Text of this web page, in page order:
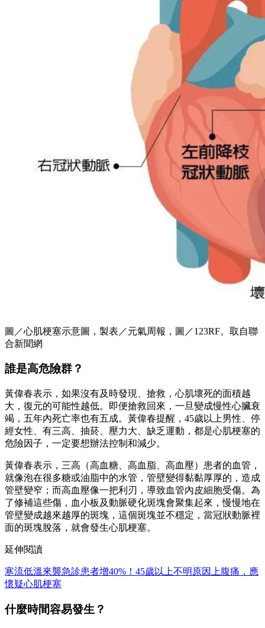
圖／心肌梗塞示意圖，製表／元氣周報，圖／123RF。取自聯
合新聞網
誰是高危險群？
黃偉春表示，如果沒有及時發現、搶救，心肌壞死的面積越
大，復元的可能性越低。即便搶救回來，一旦變成慢性心臟衰
竭，五年內死亡率也有五成。黃偉春提醒，45歲以上男性、停
經女性、有三高、抽菸、壓力大、缺乏運動，都是心肌梗塞的
危險因子，一定要想辦法控制和減少。
黃偉春表示，三高（高血糖、高血脂、高血壓）患者的血管，
就像泡在很多糖或油脂中的水管，管壁變得黏黏厚厚的，造成
管壁變窄；而高血壓像一把利刃，導致血管內皮細胞受傷。為
了修補這些傷，血小板及動脈硬化斑塊會聚集起來，慢慢地在
管壁變成越來越厚的斑塊，這個斑塊並不穩定，當冠狀動脈裡
面的斑塊脫落，就會發生心肌梗塞。
延伸閱讀
寒流低溫來襲急診患者增40%！45歲以上不明原因上腹痛，應
懷疑心肌梗塞
什麼時間容易發生？